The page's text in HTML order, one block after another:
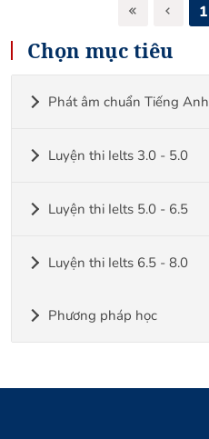
1
Chọn mục tiêu
Phát âm chuẩn Tiếng Anh
Luyện thi Ielts 3.0 - 5.0
Luyện thi Ielts 5.0 - 6.5
Luyện thi Ielts 6.5 - 8.0
Phương pháp học